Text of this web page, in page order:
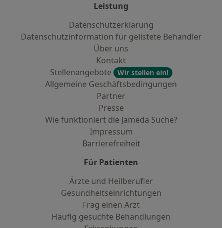
Leistung
Datenschutzerklärung
Datenschutzinformation für gelistete Behandler
Über uns
Kontakt
Stellenangebote
Wir stellen ein!
Allgemeine Geschäftsbedingungen
Partner
Presse
Wie funktioniert die Jameda Suche?
Impressum
Barrierefreiheit
Für Patienten
Ärzte und Heilberufler
Gesundheitseinrichtungen
Frag einen Arzt
Häufig gesuchte Behandlungen